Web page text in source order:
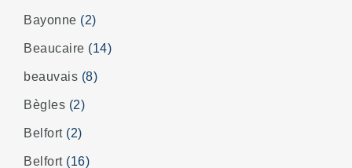
Bayonne (2)
Beaucaire (14)
beauvais (8)
Bègles (2)
Belfort (2)
Belfort (16)